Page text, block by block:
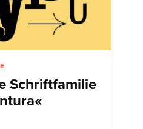
Schriftfamilie